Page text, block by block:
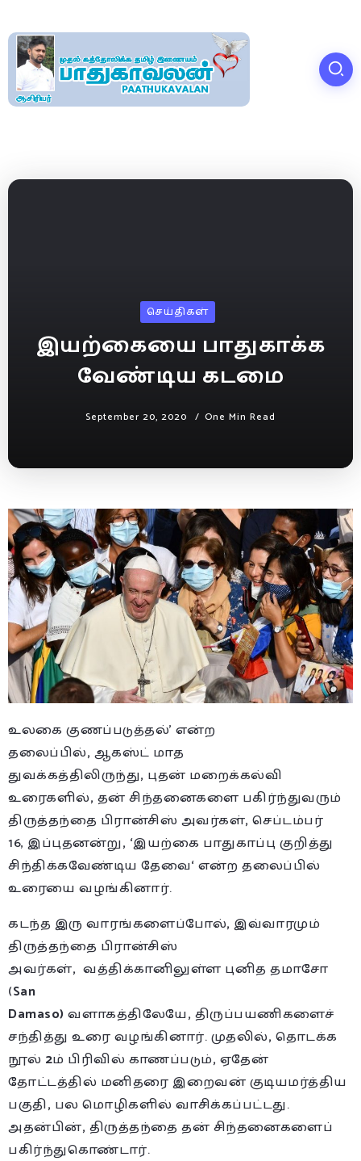
செய்திகள்
இயற்கையை பாதுகாக்க
வேண்டிய கடமை
September 20, 2020 One Min Read
உலகை குணப்படுத்தல்’ என்ற
தலைப்பில், ஆகஸ்ட் மாத
துவக்கத்திலிருந்து, புதன் மறைக்கல்வி
உரைகளில், தன் சிந்தனைகளை பகிர்ந்துவரும்
திருத்தந்தை பிரான்சிஸ் அவர்கள், செப்டம்பர்
16, இப்புதனன்று, ‘இயற்கை பாதுகாப்பு குறித்து
சிந்திக்கவேண்டிய தேவை‘என்ற தலைப்பில்
உரையை வழங்கினார்.
கடந்த இரு வாரங்களைப்போல், இவ்வாரமும்
திருத்தந்தை பிரான்சிஸ்
அவர்கள், வத்திக்கானிலுள்ள புனித தமாசோ
(San
Damaso)வளாகத்திலேயே, திருப்பயணிகளைச்
சந்தித்து உரை வழங்கினார். முதலில், தொடக்க
நூல் 2ம் பிரிவில் காணப்படும், ஏதேன்
தோட்டத்தில் மனிதரை இறைவன் குடியமர்த்திய
பகுதி, பல மொழிகளில் வாசிக்கப்பட்டது.
அதன்பின், திருத்தந்தை தன் சிந்தனைகளைப்
பகிர்ந்துகொண்டார்.